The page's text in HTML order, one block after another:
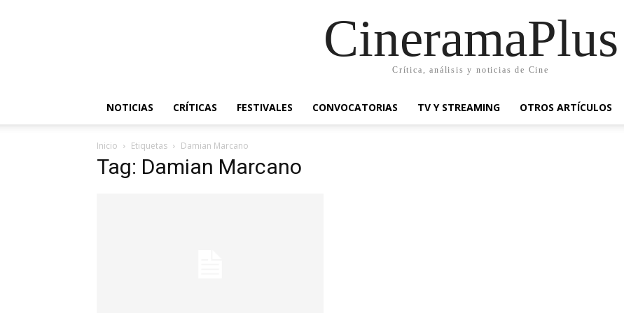
CineramaPlus
Crítica, análisis y noticias de Cine
NOTICIAS CRÍTICAS FESTIVALES CONVOCATORIAS TV Y STREAMING OTROS ARTÍCULOS
Inicio Etiquetas Damian Marcano
Tag: Damian Marcano